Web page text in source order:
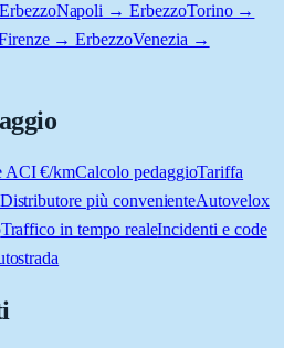
Napoli → ErbezzoTorino →
→ ErbezzoVenezia →
ACI €/kmCalcolo pedaggioTariffa
Distributore più convenienteAutovelox
Traffico in tempo realeIncidenti e code